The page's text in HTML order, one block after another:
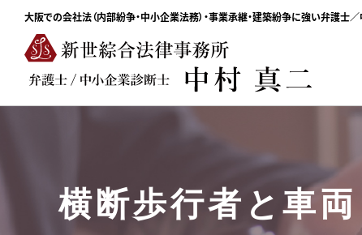
大阪での会社法（内部紛争・中小企業法務）・事業承継・建築紛争に強い弁護士
横断歩行者と車